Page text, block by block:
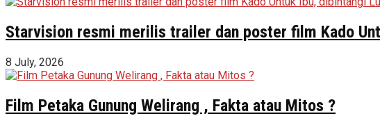
Starvision resmi merilis trailer dan poster film Kado
8 July, 2026
Film Petaka Gunung Welirang , Fakta atau Mitos ?